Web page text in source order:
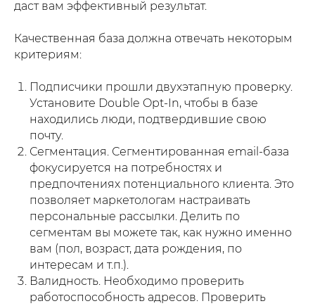
даст вам эффективный результат.
Качественная база должна отвечать некоторым
критериям:
Подписчики прошли двухэтапную проверку.
Установите Double Opt-In, чтобы в базе
находились люди, подтвердившие свою
почту.
Сегментация. Сегментированная email-база
фокусируется на потребностях и
предпочтениях потенциального клиента. Это
позволяет маркетологам настраивать
персональные рассылки. Делить по
сегментам вы можете так, как нужно именно
вам (пол, возраст, дата рождения, по
интересам и т.п.).
Валидность. Необходимо проверить
работоспособность адресов. Проверить